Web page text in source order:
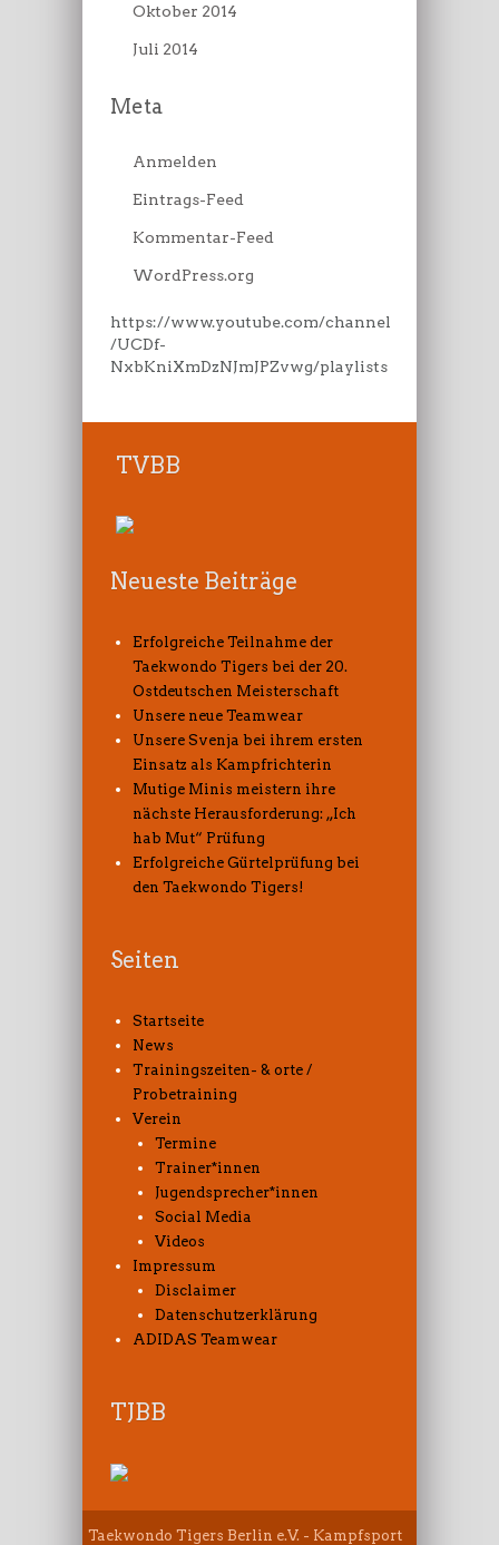
Oktober 2014
Juli 2014
Meta
Anmelden
Eintrags-Feed
Kommentar-Feed
WordPress.org
https://www.youtube.com/channel
/UCDf-
NxbKniXmDzNJmJPZvwg/playlists
TVBB
Neueste Beiträge
Erfolgreiche Teilnahme der
Taekwondo Tigers bei der 20.
Ostdeutschen Meisterschaft
Unsere neue Teamwear
Unsere Svenja bei ihrem ersten
Einsatz als Kampfrichterin
Mutige Minis meistern ihre
nächste Herausforderung: „Ich
hab Mut“ Prüfung
Erfolgreiche Gürtelprüfung bei
den Taekwondo Tigers!
Seiten
Startseite
News
Trainingszeiten- & orte /
Probetraining
Verein
Termine
Trainer*innen
Jugendsprecher*innen
Social Media
Videos
Impressum
Disclaimer
Datenschutzerklärung
ADIDAS Teamwear
TJBB
Taekwondo Tigers Berlin e.V. - Kampfsport